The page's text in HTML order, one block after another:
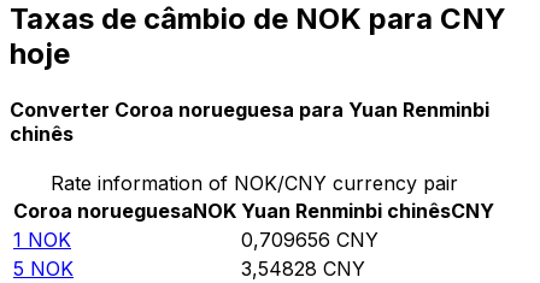
Taxas de câmbio de NOK para CNY
hoje
Converter Coroa norueguesa para Yuan Renminbi
chinês
Rate information of NOK/CNY currency pair
Coroa norueguesaNOK Yuan Renminbi chinêsCNY
1 NOK 0,709656 CNY
5 NOK 3,54828 CNY